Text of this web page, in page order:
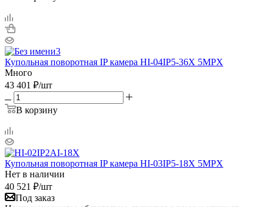
Купольная поворотная IP камера HI-04IP5-36X 5MPX
Много
43 401 ₽/шт
В корзину
Купольная поворотная IP камера HI-03IP5-18X 5MPX
Нет в наличии
40 521 ₽/шт
Под заказ